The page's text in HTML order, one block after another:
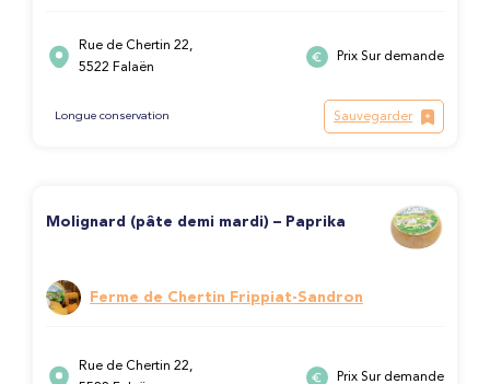
Rue de Chertin 22,
5522 Falaën
Prix Sur demande
Longue conservation Sauvegarder
Molignard (pâte demi mardi) – Paprika
Ferme de Chertin Frippiat-Sandron
Rue de Chertin 22,
Prix Sur demande